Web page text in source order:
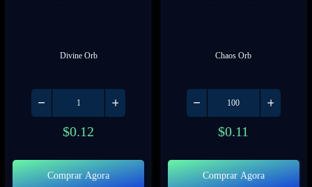
Divine Orb
$0.12
Comprar Agora
Chaos Orb
$0.11
Comprar Agora